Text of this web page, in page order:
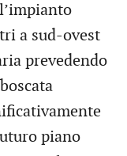
a sud-ovest
prevedendo
piano